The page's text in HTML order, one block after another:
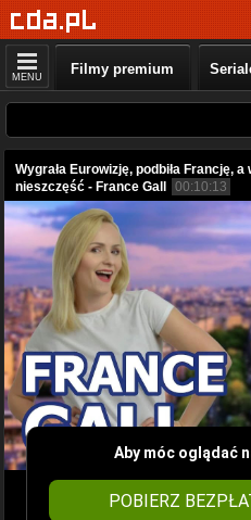
MENU Filmy premium
Wygrała Eurowizję, podbiła Francję,
nieszczęść - France Gall
00:10:13
Aby móc oglądać
POBIERZ